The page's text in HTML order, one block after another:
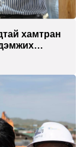
хамтран